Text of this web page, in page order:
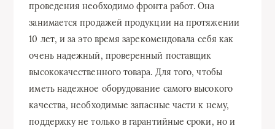
проведения необходимо фронта работ. Она
занимается продажей продукции на протяжении
10 лет, и за это время зарекомендовала себя как
очень надежный, проверенный поставщик
высококачественного товара. Для того, чтобы
иметь надежное оборудование самого высокого
качества, необходимые запасные части к нему,
поддержку не только в гарантийные сроки, но и